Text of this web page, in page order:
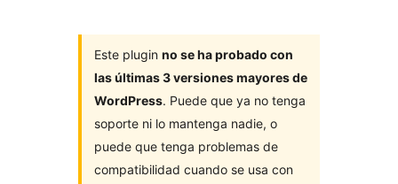
Este plugin no se ha probado con
las últimas 3 versiones mayores de
WordPress. Puede que ya no tenga
soporte ni lo mantenga nadie, o
puede que tenga problemas de
compatibilidad cuando se usa con